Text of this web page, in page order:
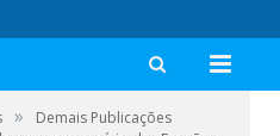
»
Demais Publicações